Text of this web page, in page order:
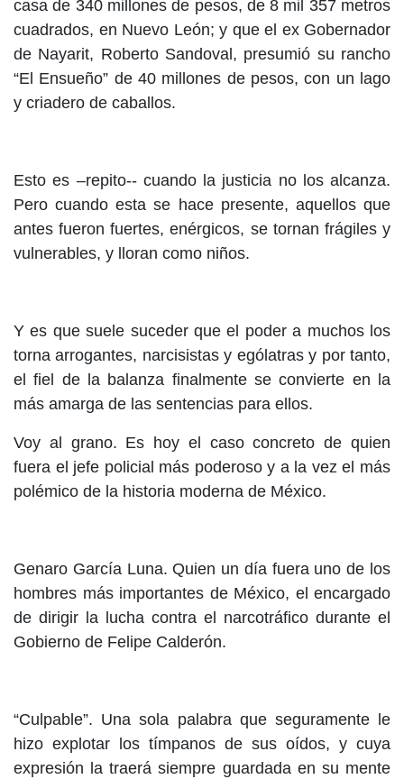
casa de 340 millones de pesos, de 8 mil 357 metros
cuadrados, en Nuevo León; y que el ex Gobernador
de Nayarit, Roberto Sandoval, presumió su rancho
“El Ensueño” de 40 millones de pesos, con un lago
y criadero de caballos.
Esto es –repito-- cuando la justicia no los alcanza.
Pero cuando esta se hace presente, aquellos que
antes fueron fuertes, enérgicos, se tornan frágiles y
vulnerables, y lloran como niños.
Y es que suele suceder que el poder a muchos los
torna arrogantes, narcisistas y ególatras y por tanto,
el fiel de la balanza finalmente se convierte en la
más amarga de las sentencias para ellos.
Voy al grano. Es hoy el caso concreto de quien
fuera el jefe policial más poderoso y a la vez el más
polémico de la historia moderna de México.
Genaro García Luna. Quien un día fuera uno de los
hombres más importantes de México, el encargado
de dirigir la lucha contra el narcotráfico durante el
Gobierno de Felipe Calderón.
“Culpable”. Una sola palabra que seguramente le
hizo explotar los tímpanos de sus oídos, y cuya
expresión la traerá siempre guardada en su mente